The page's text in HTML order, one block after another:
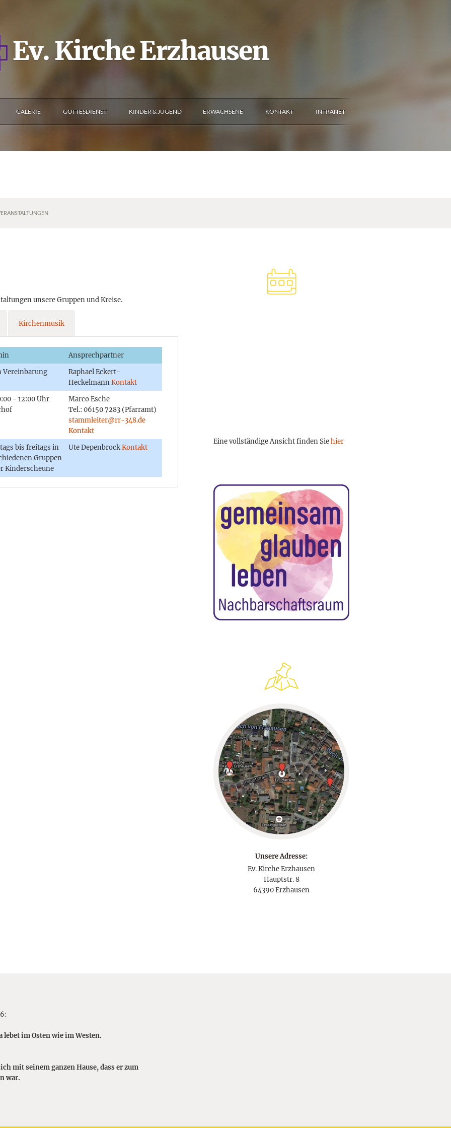
Ev. Kirche Erzhausen
GALERIE GOTTESDIENST KINDER & JUGEND ERWACHSENE KONTAKT INTRANET
unsere Gruppen und Kreise.
Kirchenmusik
Ansprechpartner
Vereinbarung
Raphael Eckert-
HeckelmannKontakt
- 12:00 Uhr
Marco Esche
Tel.: 06150 7283 (Pfarramt)
stammleiter@rr-348.de
Kontakt
bis freitags in
Gruppen
Kinderscheune
Ute DepenbrockKontakt
Eine vollständige Ansicht finden Siehier
Unsere Adresse:
Ev. Kirche Erzhausen
Hauptstr. 8
64390 Erzhausen
im Osten wie im Westen.
mit seinem ganzen Hause, dass er zum
war.